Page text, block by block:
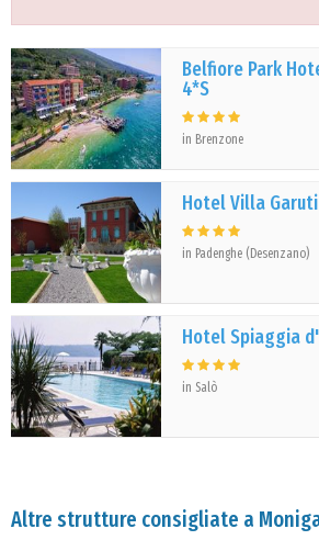
Belfiore Park
4*S
in Brenzone
Hotel Villa Garuti
in Padenghe (Desenzano)
Hotel Spiaggia
in Salò
Altre strutture consigliate a